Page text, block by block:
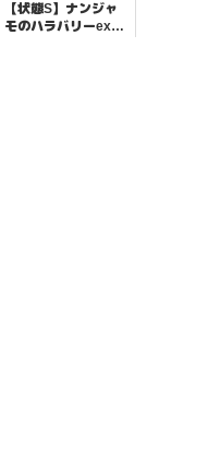
【状態S】ナンジャ
モのハラバリーex